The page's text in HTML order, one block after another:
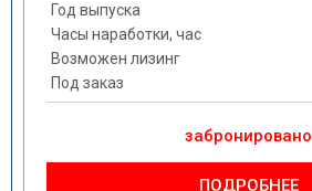
Год выпуска
Часы наработки, час
Возможен лизинг
Под заказ
забронировано
ПОДРОБНЕЕ